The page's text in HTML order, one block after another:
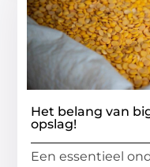
Het belang van
opslag!
Een essentieel